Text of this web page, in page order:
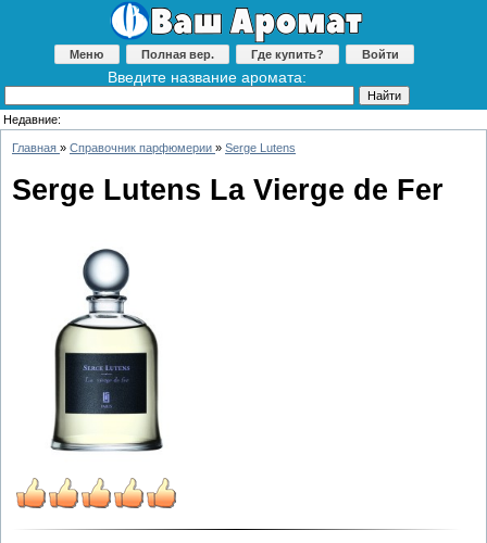
Меню Полная вер. Где купить? Войти
Введите название аромата:
Недавние:
Главная » Справочник парфюмерии » Serge Lutens
Serge Lutens La Vierge de Fer